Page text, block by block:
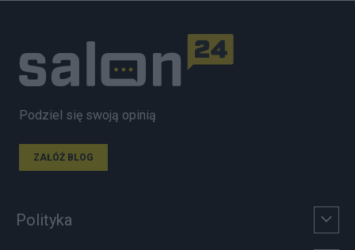
Podziel się swoją opinią
ZAŁÓŻ BLOG
Polityka